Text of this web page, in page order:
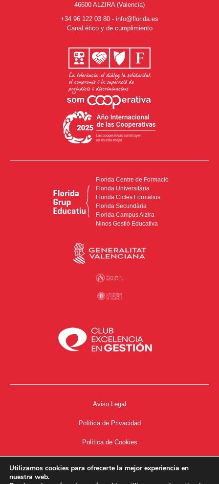
46600 ALZIRA (Valencia)
+34 96 122 03 80 - info@florida.es
Canal ético y de cumplimiento
Florida Centre de Formació
Florida Universitària
Florida Cicles Formatius
Florida Secundària
Florida Campus Alzira
Ninos Gestió Educativa
Aviso Legal
Política de Privacidad
Política de Cookies
Utilizamos cookies para ofrecerte la mejor experiencia en
nuestra web.